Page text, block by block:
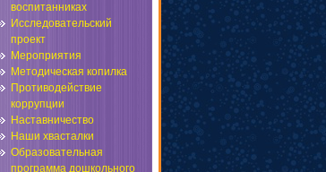
воспитанниках
Исследовательский
проект
Мероприятия
Методическая копилка
Противодействие
коррупции
Наставничество
Наши хвасталки
Образовательная
программа дошкольного